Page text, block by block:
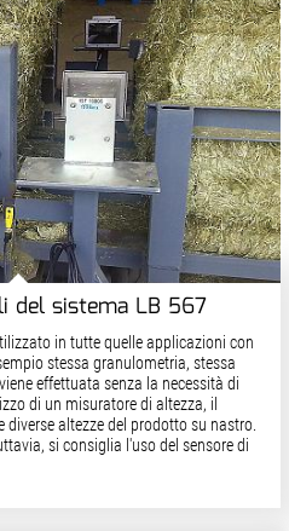
del sistema LB 567
in tutte quelle applicazioni con
stessa granulometria, stessa
effettuata senza la necessità di
di un misuratore di altezza, il
altezze del prodotto su nastro.
si consiglia l'uso del sensore di